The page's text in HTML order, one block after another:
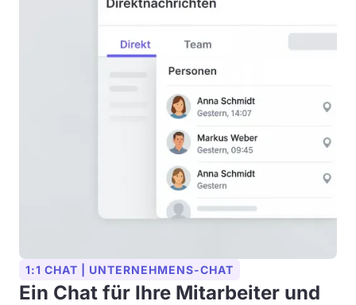
1:1 CHAT | UNTERNEHMENS-CHAT
Ein Chat für Ihre Mitarbeiter und